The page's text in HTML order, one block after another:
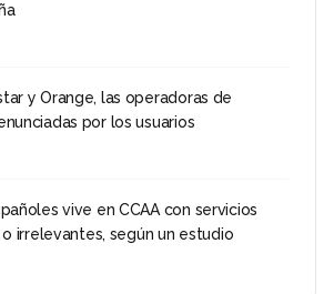
y Orange, las operadoras de
por los usuarios
vive en CCAA con servicios
irrelevantes, según un estudio